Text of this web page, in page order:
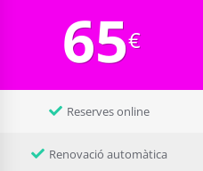
65€
Reserves online
Renovació automàtica